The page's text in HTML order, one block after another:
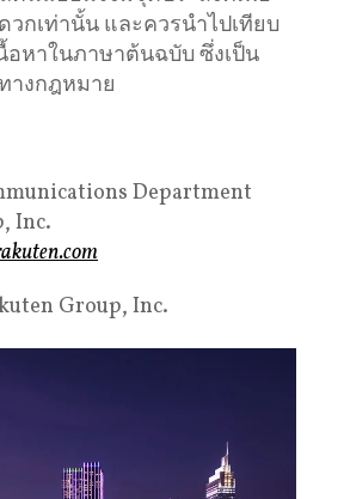
กเท่านั้น และควรนำไปเทียบ
อหาในภาษาต้นฉบับ ซึ่งเป็น
างกฎหมาย
Department
Inc.
Group, Inc.